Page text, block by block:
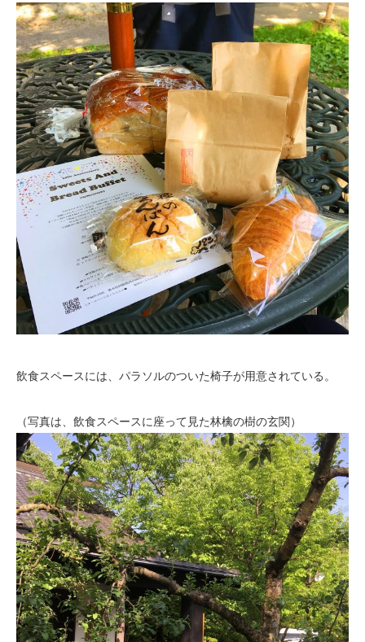
飲食スペースには、パラソルのついた椅子が用意されている。
（写真は、飲食スペースに座って見た林檎の樹の玄関）